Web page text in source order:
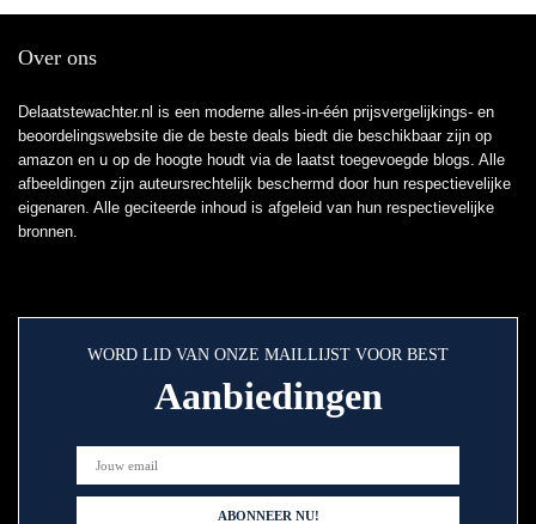
Over ons
Delaatstewachter.nl is een moderne alles-in-één prijsvergelijkings- en
beoordelingswebsite die de beste deals biedt die beschikbaar zijn op
amazon en u op de hoogte houdt via de laatst toegevoegde blogs. Alle
afbeeldingen zijn auteursrechtelijk beschermd door hun respectievelijke
eigenaren. Alle geciteerde inhoud is afgeleid van hun respectievelijke
bronnen.
WORD LID VAN ONZE MAILLIJST VOOR BEST
Aanbiedingen